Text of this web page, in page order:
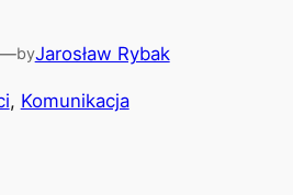
byJarosław Rybak
, Komunikacja